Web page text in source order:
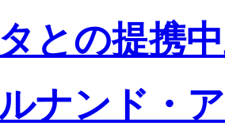
タとの提携
ナンド・